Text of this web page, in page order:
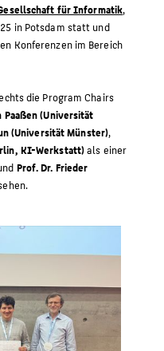
für Informatik,
in Potsdam statt und
Konferenzen im Bereich
die Program Chairs
Paaßen (Universität
(Universität Münster),
KI-Werkstatt)als einer
Prof. Dr. Frieder